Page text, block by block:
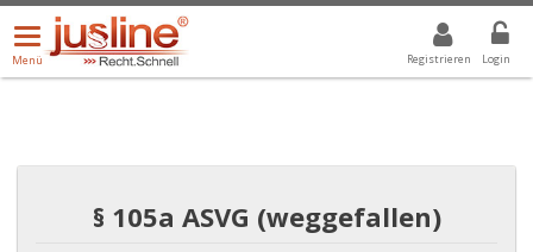
Registrieren Login
Menü
öffnen/schließen
Menü
ALLE DROPDOWN: GEWÄHLTER WERT IST ALLE
§ 105a ASVG (weggefallen)